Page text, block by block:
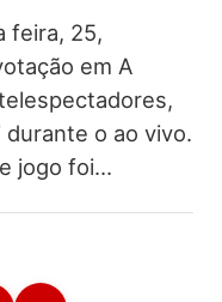
feira, 25,
em A
o ao vivo.
jogo foi…